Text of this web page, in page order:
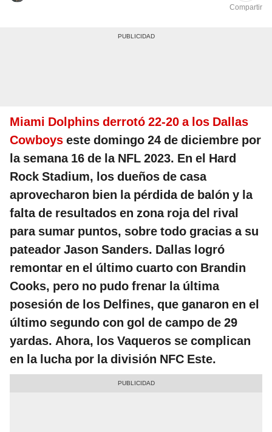
Compartir
Miami Dolphins derrotó 22-20 a los Dallas
Cowboys este domingo 24 de diciembre por
la semana 16 de la NFL 2023. En el Hard
Rock Stadium, los dueños de casa
aprovecharon bien la pérdida de balón y la
falta de resultados en zona roja del rival
para sumar puntos, sobre todo gracias a su
pateador Jason Sanders. Dallas logró
remontar en el último cuarto con Brandin
Cooks, pero no pudo frenar la última
posesión de los Delfines, que ganaron en el
último segundo con gol de campo de 29
yardas. Ahora, los Vaqueros se complican
en la lucha por la división NFC Este.